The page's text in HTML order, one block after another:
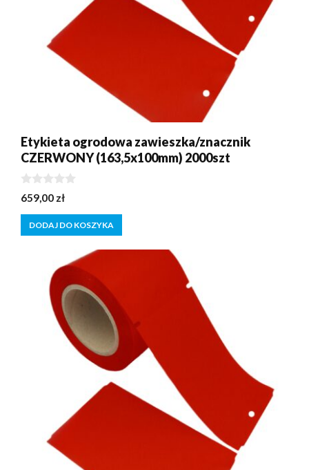
Etykieta ogrodowa zawieszka/znacznik
CZERWONY (163,5x100mm) 2000szt
0
z
5
659,00 zł
DODAJ DO KOSZYKA